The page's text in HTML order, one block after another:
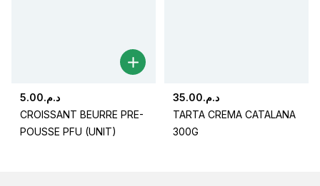
د.م.5.00
CROISSANT BEURRE PRE-
POUSSE PFU (UNIT)
د.م.35.00
TARTA CREMA CATALANA
300G